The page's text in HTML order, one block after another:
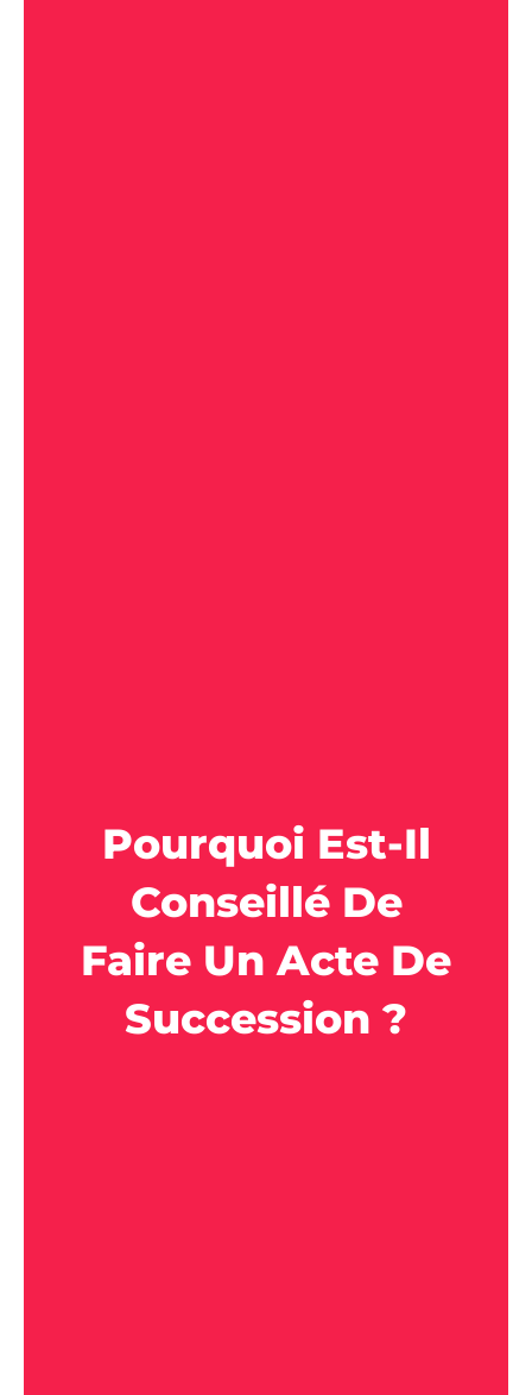
Pourquoi Est-Il
Conseillé De
Faire Un Acte De
Succession ?